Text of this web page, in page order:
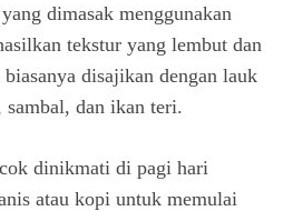
dimasak menggunakan
tekstur yang lembut dan
disajikan dengan lauk
sambal, dan ikan teri.
dinikmati di pagi hari
atau kopi untuk memulai